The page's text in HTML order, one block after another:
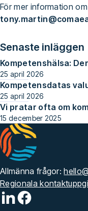
För mer information
Senaste inläggen
Kompetenshälsa:
25 april 2026
Kompetensdatas
25 april 2026
Vi pratar ofta om
15 december 2025
Allmänna frågor:
Regionala